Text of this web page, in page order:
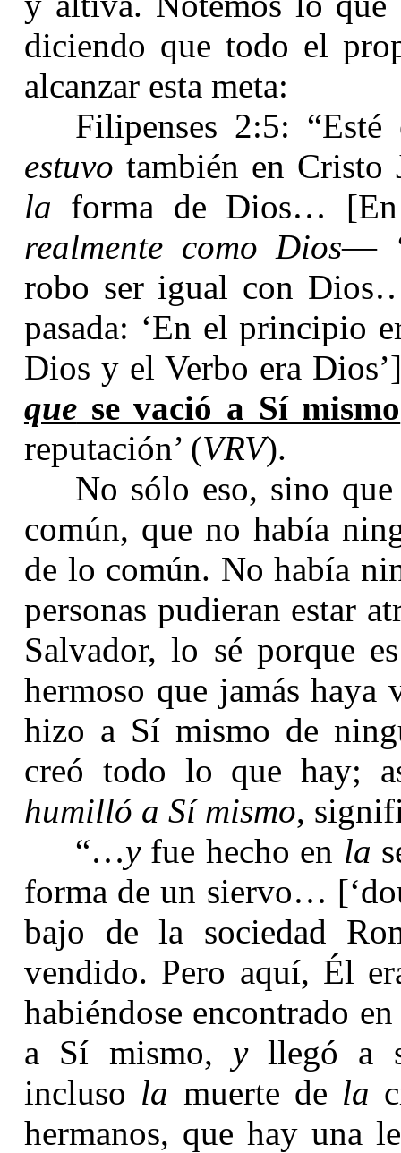
diciendo que todo el
alcanzar esta meta:
Filipenses 2:5:
estuvo también en Cristo
la forma de Dios…
realmente como Dios—
robo ser igual con
pasada: ‘En el principio
Dios y el Verbo era
quese vació a Sí mismo
reputación’ (VRV).
No sólo eso, sino
común, que no había
de lo común. No había
personas pudieran estar
Salvador, lo sé porque
hermoso que jamás haya
hizo a Sí mismo de
creó todo lo que hay;
humilló a Sí mismo,
“…y fue hecho en la
forma de un siervo…
bajo de la sociedad
vendido. Pero aquí, Él
habiéndose encontrado
a Sí mismo, yllegó a
incluso la muerte de la
hermanos, que hay una